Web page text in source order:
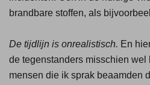
brandbare stoffen, als
De tijdlijn is onrealistisch. En
de tegenstanders misschien wel
mensen die ik sprak beaamden